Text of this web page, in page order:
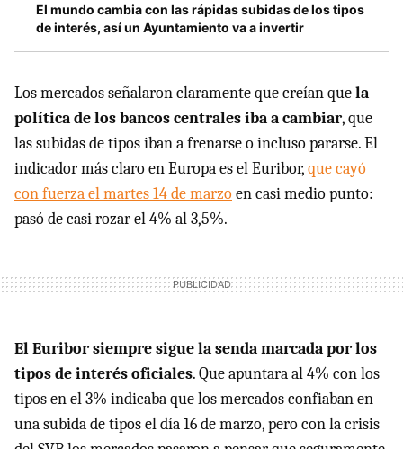
El mundo cambia con las rápidas subidas de los tipos
de interés, así un Ayuntamiento va a invertir
Los mercados señalaron claramente que creían quela
política de los bancos centrales iba a cambiar, que
las subidas de tipos iban a frenarse o incluso pararse. El
indicador más claro en Europa es el Euribor,que cayó
con fuerza el martes 14 de marzoen casi medio punto:
pasó de casi rozar el 4% al 3,5%.
El Euribor siempre sigue la senda marcada por los
tipos de interés oficiales. Que apuntara al 4% con los
tipos en el 3% indicaba que los mercados confiaban en
una subida de tipos el día 16 de marzo, pero con la crisis